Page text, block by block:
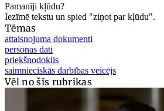
Pamanīji kļūdu?
Iezīmē tekstu un spied "ziņot par kļūdu".
Tēmas
attaisnojuma dokumenti
personas dati
priekšnodoklis
saimnieciskās darbības veicējs
Vēl no šīs rubrikas